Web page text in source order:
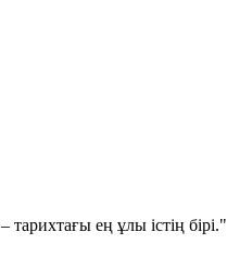
ең ұлы істің бірі."